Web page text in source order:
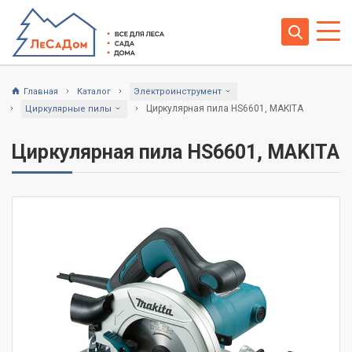
Главная Каталог
Электроинструмент
Циркулярные пилы
Циркулярная пила HS6601, MAKITA
Циркулярная пила HS6601, MAKITA